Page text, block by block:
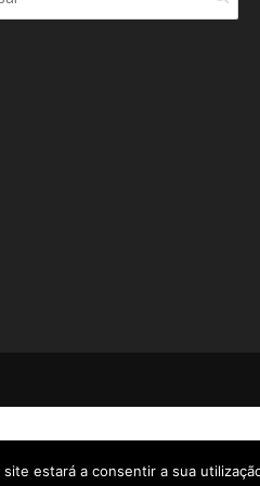
estará a consentir a sua